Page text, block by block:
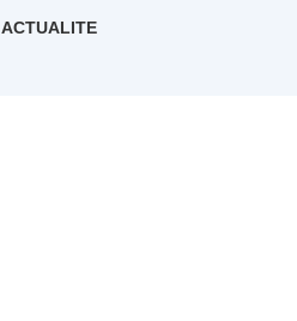
ACTUALITE